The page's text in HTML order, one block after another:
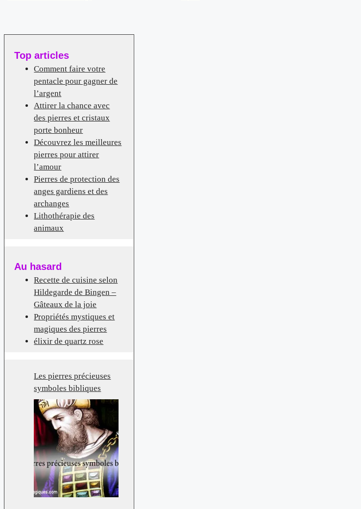
Top articles
Comment faire votre
pentacle pour gagner de
l’argent
Attirer la chance avec
des pierres et cristaux
porte bonheur
Découvrez les meilleures
pierres pour attirer
l’amour
Pierres de protection des
anges gardiens et des
archanges
Lithothérapie des
animaux
Au hasard
Recette de cuisine selon
Hildegarde de Bingen –
Gâteaux de la joie
Propriétés mystiques et
magiques des pierres
élixir de quartz rose
Les pierres précieuses
symboles bibliques